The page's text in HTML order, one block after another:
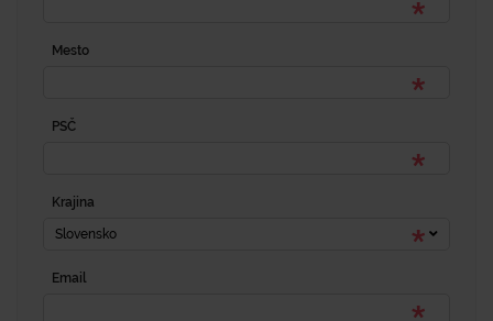
Mesto
PSČ
Krajina
Slovensko
Email